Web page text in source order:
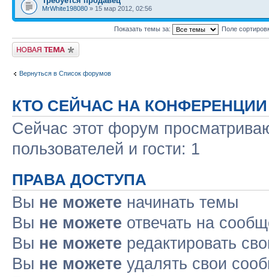
MrWhite198080 » 15 мар 2012, 02:56
Показать темы за: Поле
Новая тема
Вернуться в Список форумов
КТО СЕЙЧАС НА КОНФЕРЕНЦИИ
Сейчас этот форум
пользователей и гости: 1
ПРАВА ДОСТУПА
Вы не можете начинать темы
Вы не можете отвечать на
Вы не можете редактировать
Вы не можете удалять свои